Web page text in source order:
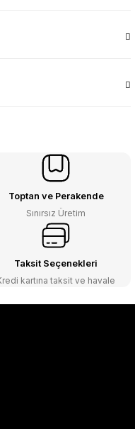
Toptan ve Perakende
Sınırsız Üretim
Taksit Seçenekleri
kartına taksit ve havale